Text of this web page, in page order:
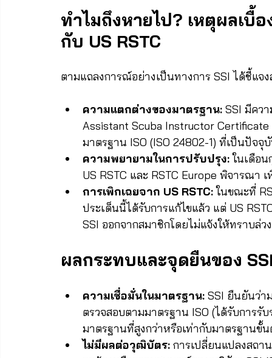
ทำไมถึงหายไป? เหตุผลเบื้
กับ US RSTC
ตามแถลงการณ์อย่างเป็นทางการ SSI ได้ชี้แจ
ความแตกต่างของมาตรฐาน: SSI มีคว
Assistant Scuba Instructor
มาตรฐาน ISO (ISO 24802-1) ที่เป็นปัจจุ
ความพยายามในการปรับปรุง: ในเดือ
US RSTC และ RSTC Europe พิจารณา
การเพิกเฉยจาก US RSTC: ในขณะที่
ประเด็นนี้ได้รับการแก้ไขแล้ว แต่ US
SSI ออกจากสมาชิกโดยไม่แจ้งให้ทราบล่ว
ผลกระทบและจุดยืนของ
ความเชื่อมั่นในมาตรฐาน: SSI ยืนยันว่า
ตรวจสอบตามมาตรฐาน ISO (ได้รับการ
มาตรฐานที่สูงกว่าหรือเท่ากับมาตรฐานขั้น
ไม่มีผลต่อวุฒิบัตร: การเปลี่ยนแปลงสถา